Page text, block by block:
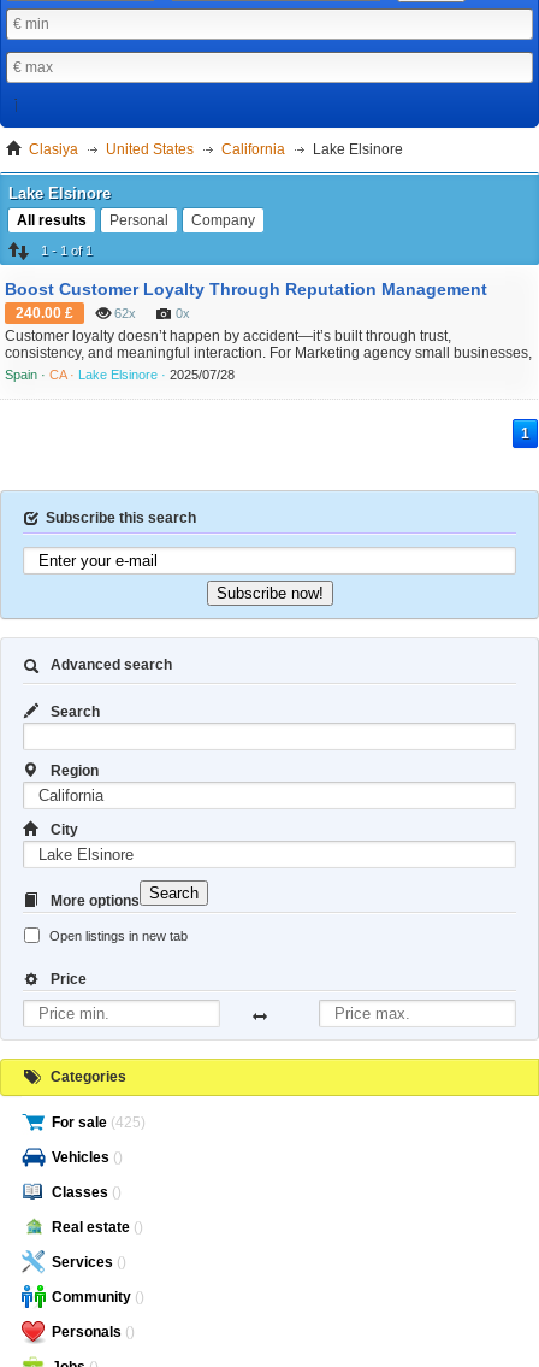
Clasiya United States California Lake Elsinore
Lake Elsinore
All results Personal Company
1 - 1 of 1
Boost Customer Loyalty Through Reputation Management
240.00 £ 62x 0x
Customer loyalty doesn’t happen by accident—it’s built through trust,
consistency, and meaningful interaction. For Marketing agency small businesses,
Reputation Management is a powerful tool in creating the kind of experience that
keeps customers coming back. When people see that your business responds to
feedback, takes responsibility, and values ...
Spain ·CA · Lake Elsinore ·2025/07/28
1
Subscribe this search
Subscribe now!
Advanced search
Search
Region
City
More options
Open listings in new tab
Price
Search
Categories
For sale (425)
Vehicles ()
Classes ()
Real estate ()
Services ()
Community ()
Personals ()